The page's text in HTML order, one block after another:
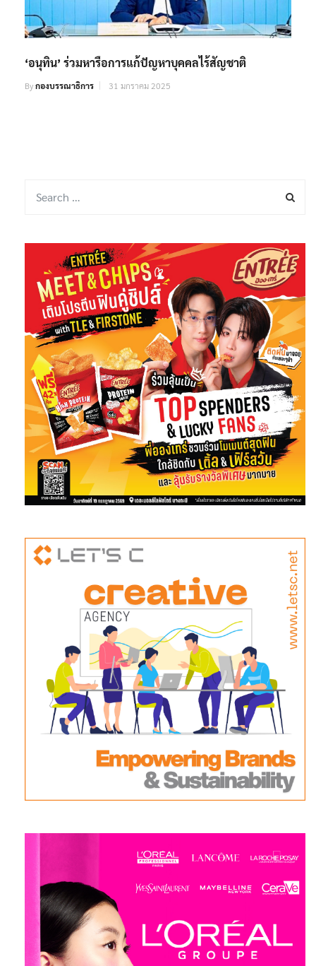
‘อนุทิน’ ร่วมหารือการแก้ปัญหาบุคคลไร้สัญชาติ
Byกองบรรณาธิการ 31 มกราคม 2025